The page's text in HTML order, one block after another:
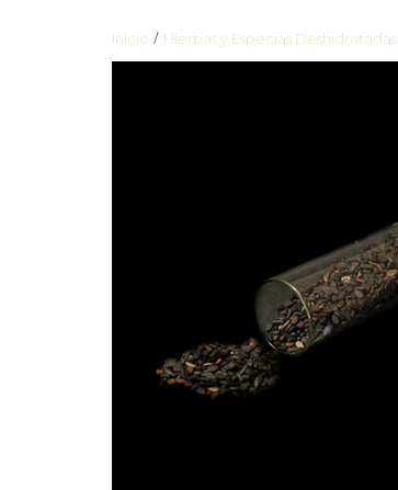
Inicio / Hierbas y Especias Deshidratadas